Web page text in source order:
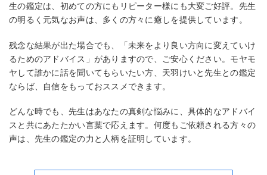
生の鑑定は、初めての方にもリピーター様にも大変ご好評。先生
の明るく元気なお声は、多くの方々に癒しを提供しています。
残念な結果が出た場合でも、「未来をより良い方向に変えていけ
るためのアドバイス」がありますので、ご安心ください。モヤモ
ヤして誰かに話を聞いてもらいたい方、天羽けいと先生との鑑定
ならば、自信をもっておススメできます。
どんな時でも、先生はあなたの真剣な悩みに、具体的なアドバイ
スと共にあたたかい言葉で応えます。何度もご依頼される方々の
声は、先生の鑑定の力と人柄を証明しています。